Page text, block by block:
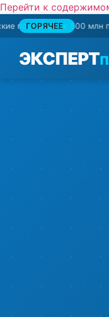
Перейти к
ГОРЯЧЕЕ
500 млн потерь🛒
ЭКСПЕРТ